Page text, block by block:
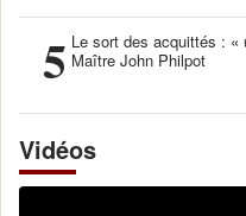
5 Le sort des acquittés :
Maître John Philpot
Vidéos